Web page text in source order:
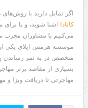
اگر تمایل دارید با
کانادا
آشنا شوید، و یا برای
می‌کنیم با مشاوران مجرب
موسسه هرمس اپلای یکی
متخصص در به ثمر رساندن
بسیاری از مقاصد برتر
مهاجرتی تا دریافت ویزا و